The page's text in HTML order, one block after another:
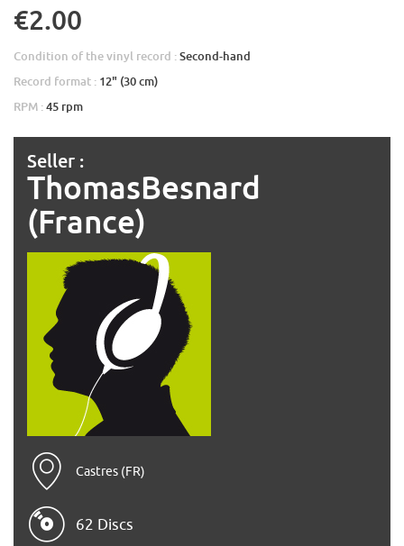
€2.00
Condition of the vinyl record :Second-hand
Record format : 12" (30 cm)
RPM :45 rpm
Seller :
ThomasBesnard
(France)
Castres (FR)
62 Discs